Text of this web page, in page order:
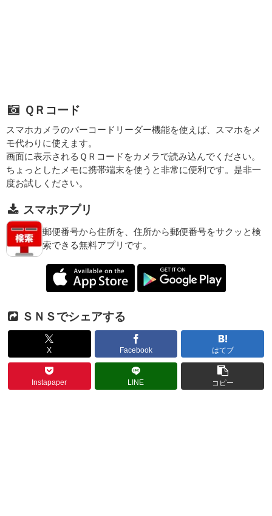
ＱＲコード
スマホカメラのバーコードリーダー機能を使えば、スマホをメ
モ代わりに使えます。
画面に表示されるＱＲコードをカメラで読み込んでください。
ちょっとしたメモに携帯端末を使うと非常に便利です。是非一
度お試しください。
スマホアプリ
郵便番号から住所を、住所から郵便番号をサクッと検
索できる無料アプリです。
ＳＮＳでシェアする
X Facebook はてブ
Instapaper LINE コピー